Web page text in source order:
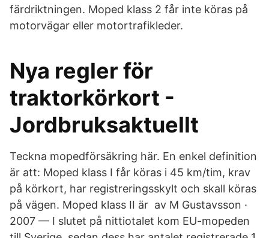
färdriktningen. Moped klass 2 får inte köras på
motorvägar eller motortrafikleder.
Nya regler för
traktorkörkort -
Jordbruksaktuellt
Teckna mopedförsäkring här. En enkel definition
är att: Moped klass I får köras i 45 km/tim, krav
på körkort, har registreringsskylt och skall köras
på vägen. Moped klass II är av M Gustavsson ·
2007 — I slutet på nittiotalet kom EU-mopeden